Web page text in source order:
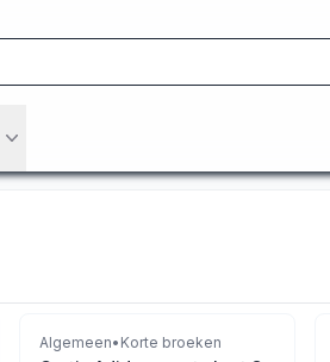
Gereserveerd
Algemeen• Korte broeken